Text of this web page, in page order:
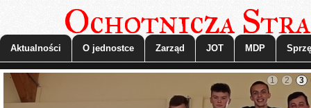
Aktualności O jednostce Zarząd JOT MDP
Ochotnicza
1 2 3